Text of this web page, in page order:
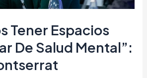
Tener Espacios
De Salud Mental”: